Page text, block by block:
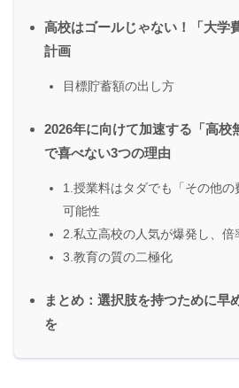
高校はゴールじゃない！「大学
計画
目標貯蓄額の出し方
2026年に向けて加速する「高校
で喜べない3つの理由
1.授業料はタダでも「その他の
可能性
2.私立高校の人気が爆発し、倍
3.教育の質の二極化
まとめ：選択肢を持つために早
を